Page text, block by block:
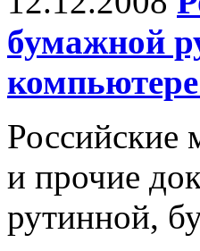
бумажной
Российские
и прочие
рутинной,